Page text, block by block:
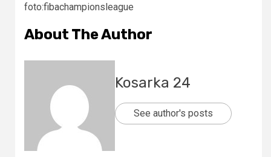
foto:fibachampionsleague
About The Author
Kosarka 24
See author's posts